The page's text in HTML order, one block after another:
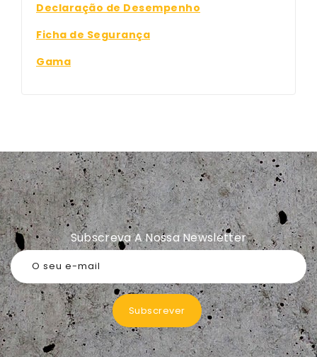
Declaração de Desempenho
Ficha de Segurança
Gama
Subscreva A Nossa Newsletter
O seu e-mail
Subscrever